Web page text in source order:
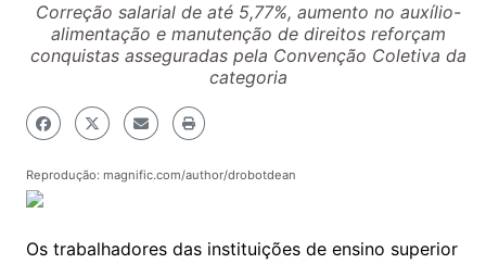
Correção salarial de até 5,77%, aumento no auxílio-
alimentação e manutenção de direitos reforçam
conquistas asseguradas pela Convenção Coletiva da
categoria
Reprodução: magnific.com/author/drobotdean
Os trabalhadores das instituições de ensino superior